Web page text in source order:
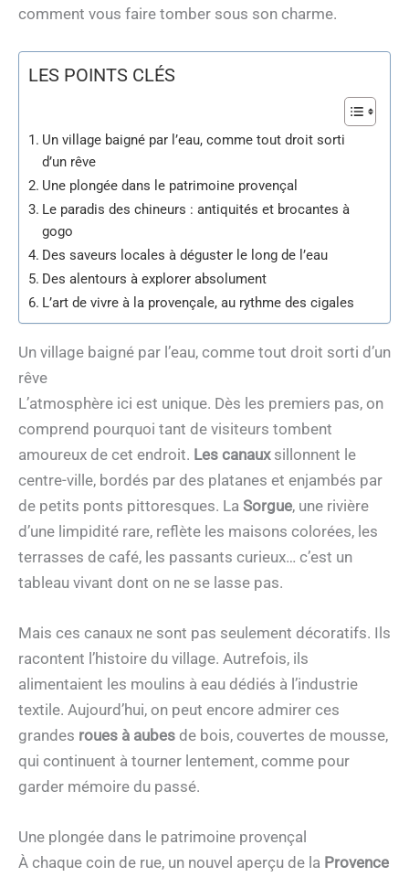
comment vous faire tomber sous son charme.
LES POINTS CLÉS
Un village baigné par l’eau, comme tout droit sorti
d’un rêve
Une plongée dans le patrimoine provençal
Le paradis des chineurs : antiquités et brocantes à
gogo
Des saveurs locales à déguster le long de l’eau
Des alentours à explorer absolument
L’art de vivre à la provençale, au rythme des cigales
Un village baigné par l’eau, comme tout droit sorti d’un
rêve
L’atmosphère ici est unique. Dès les premiers pas, on
comprend pourquoi tant de visiteurs tombent
amoureux de cet endroit. Les canauxsillonnent le
centre-ville, bordés par des platanes et enjambés par
de petits ponts pittoresques. La Sorgue, une rivière
d’une limpidité rare, reflète les maisons colorées, les
terrasses de café, les passants curieux… c’est un
tableau vivant dont on ne se lasse pas.
Mais ces canaux ne sont pas seulement décoratifs. Ils
racontent l’histoire du village. Autrefois, ils
alimentaient les moulins à eau dédiés à l’industrie
textile. Aujourd’hui, on peut encore admirer ces
grandes roues à aubes de bois, couvertes de mousse,
qui continuent à tourner lentement, comme pour
garder mémoire du passé.
Une plongée dans le patrimoine provençal
À chaque coin de rue, un nouvel aperçu de la Provence